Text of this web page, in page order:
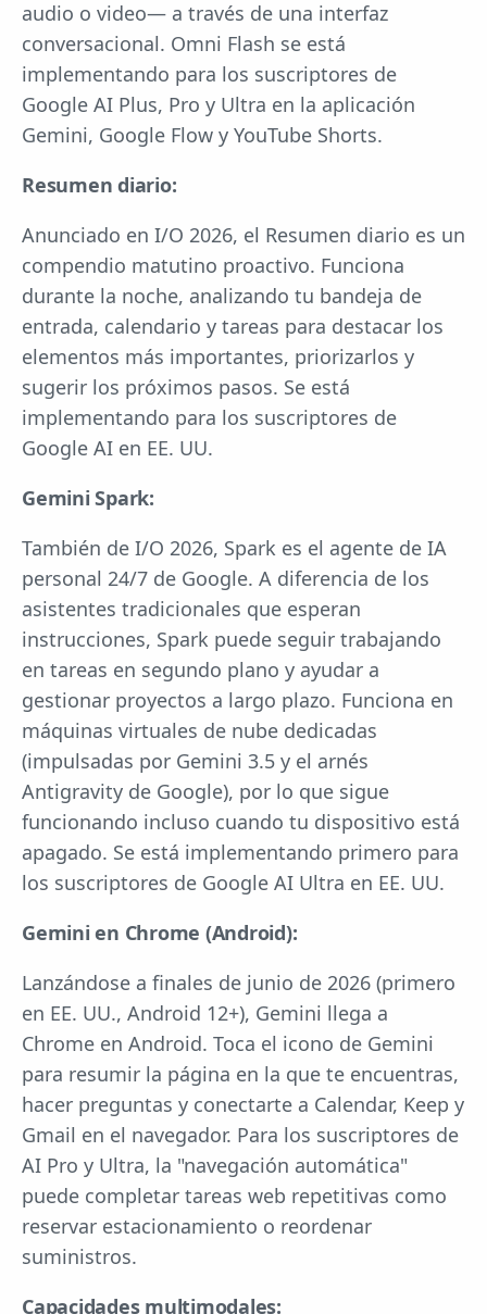
audio o video— a través de una interfaz
conversacional. Omni Flash se está
implementando para los suscriptores de
Google AI Plus, Pro y Ultra en la aplicación
Gemini, Google Flow y YouTube Shorts.
Resumen diario:
Anunciado en I/O 2026, el Resumen diario es un
compendio matutino proactivo. Funciona
durante la noche, analizando tu bandeja de
entrada, calendario y tareas para destacar los
elementos más importantes, priorizarlos y
sugerir los próximos pasos. Se está
implementando para los suscriptores de
Google AI en EE. UU.
Gemini Spark:
También de I/O 2026, Spark es el agente de IA
personal 24/7 de Google. A diferencia de los
asistentes tradicionales que esperan
instrucciones, Spark puede seguir trabajando
en tareas en segundo plano y ayudar a
gestionar proyectos a largo plazo. Funciona en
máquinas virtuales de nube dedicadas
(impulsadas por Gemini 3.5 y el arnés
Antigravity de Google), por lo que sigue
funcionando incluso cuando tu dispositivo está
apagado. Se está implementando primero para
los suscriptores de Google AI Ultra en EE. UU.
Gemini en Chrome (Android):
Lanzándose a finales de junio de 2026 (primero
en EE. UU., Android 12+), Gemini llega a
Chrome en Android. Toca el icono de Gemini
para resumir la página en la que te encuentras,
hacer preguntas y conectarte a Calendar, Keep y
Gmail en el navegador. Para los suscriptores de
AI Pro y Ultra, la "navegación automática"
puede completar tareas web repetitivas como
reservar estacionamiento o reordenar
suministros.
Capacidades multimodales: